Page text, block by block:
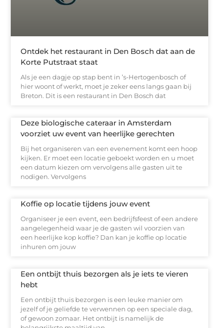
Ontdek het restaurant in Den Bosch dat aan de
Korte Putstraat staat
Als je een dagje op stap bent in ’s-Hertogenbosch of
hier woont of werkt, moet je zeker eens langs gaan bij
Breton. Dit is een restaurant in Den Bosch dat
Deze biologische cateraar in Amsterdam
voorziet uw event van heerlijke gerechten
Bij het organiseren van een evenement komt een hoop
kijken. Er moet een locatie geboekt worden en u moet
een datum kiezen om vervolgens alle gasten uit te
nodigen. Vervolgens
Koffie op locatie tijdens jouw event
Organiseer je een event, een bedrijfsfeest of een andere
aangelegenheid waar je de gasten wil voorzien van
een heerlijke kop koffie? Dan kan je koffie op locatie
inhuren om jouw
Een ontbijt thuis bezorgen als je iets te vieren
hebt
Een ontbijt thuis bezorgen is een leuke manier om
jezelf of je geliefde te verwennen op een speciale dag,
of gewoon zomaar. Het ontbijt is namelijk de